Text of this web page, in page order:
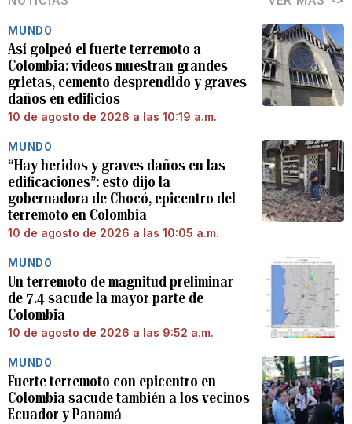
MUNDO
Así golpeó el fuerte terremoto a
Colombia: videos muestran grandes
grietas, cemento desprendido y graves
daños en edificios
10 de agosto de 2026 a las 10:19 a.m.
MUNDO
“Hay heridos y graves daños en las
edificaciones”: esto dijo la
gobernadora de Chocó, epicentro del
terremoto en Colombia
10 de agosto de 2026 a las 10:05 a.m.
MUNDO
Un terremoto de magnitud preliminar
de 7.4 sacude la mayor parte de
Colombia
10 de agosto de 2026 a las 9:52 a.m.
MUNDO
Fuerte terremoto con epicentro en
Colombia sacude también a los vecinos
Ecuador y Panamá